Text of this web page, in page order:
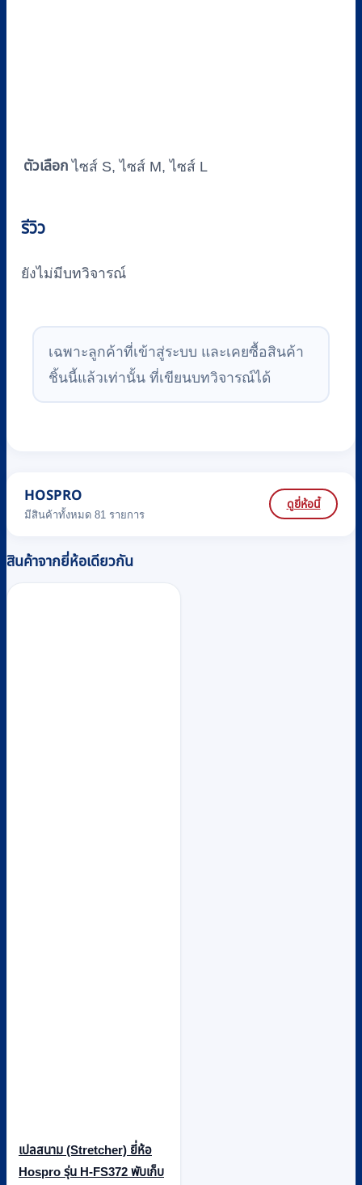
ตัวเลือก ไซส์ S, ไซส์ M, ไซส์ L
รีวิว
ยังไม่มีบทวิจารณ์
เฉพาะลูกค้าที่เข้าสู่ระบบ และเคยซื้อสินค้า
ชิ้นนี้แล้วเท่านั้น ที่เขียนบทวิจารณ์ได้
HOSPRO
มีสินค้าทั้งหมด 81 รายการ
ดูยี่ห้อนี้
สินค้าจากยี่ห้อเดียวกัน
เปลสนาม (Stretcher) ยี่ห้อ
Hospro รุ่น H-FS372 พับเก็บ